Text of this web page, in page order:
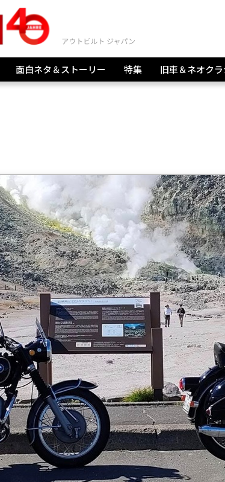
面白ネタ＆ストーリー 特集 旧車＆ネオク